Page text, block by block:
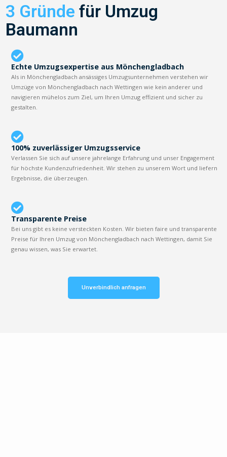
3 Gründe für Umzug
Baumann
Echte Umzugsexpertise aus Mönchengladbach
Als in Mönchengladbach ansässiges Umzugsunternehmen verstehen wir
Umzüge von Mönchengladbach nach Wettingen wie kein anderer und
navigieren mühelos zum Ziel, um Ihren Umzug effizient und sicher zu
gestalten.
100% zuverlässiger Umzugsservice
Verlassen Sie sich auf unsere jahrelange Erfahrung und unser Engagement
für höchste Kundenzufriedenheit. Wir stehen zu unserem Wort und liefern
Ergebnisse, die überzeugen.
Transparente Preise
Bei uns gibt es keine versteckten Kosten. Wir bieten faire und transparente
Preise für Ihren Umzug von Mönchengladbach nach Wettingen, damit Sie
genau wissen, was Sie erwartet.
Unverbindlich anfragen